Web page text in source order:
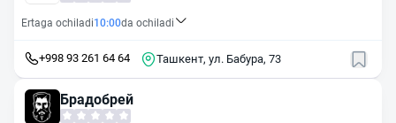
Ertaga ochiladi10:00da ochiladi
+998 93 261 64 64 Ташкент, ул. Бабура, 73
Брадобрей